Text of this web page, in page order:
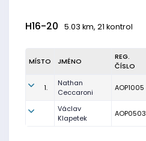
H16-20 5.03 km, 21 kontrol
MÍSTO JMÉNO
REG.
ČÍSLO
1.
Nathan
Ceccaroni
AOP1005
Václav
Klapetek
AOP0503